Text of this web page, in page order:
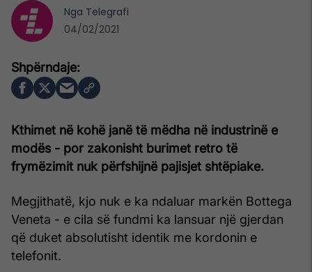
Kthimet në kohë janë të mëdha në industrinë e
modës - por zakonisht burimet retro të
frymëzimit nuk përfshijnë pajisjet shtëpiake.
Megjithatë, kjo nuk e ka ndaluar markën Bottega
Veneta - e cila së fundmi ka lansuar një gjerdan
që duket absolutisht identik me kordonin e
telefonit.
Nga Telegrafi
04/02/2021